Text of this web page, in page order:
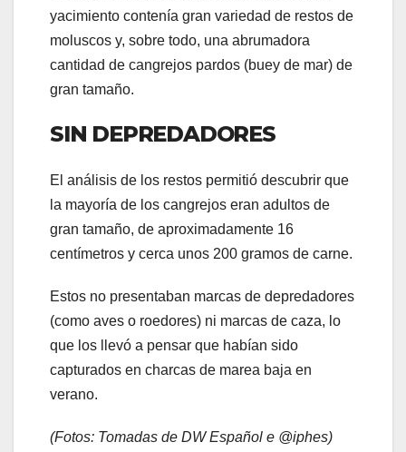
yacimiento contenía gran variedad de restos de
moluscos y, sobre todo, una abrumadora
cantidad de cangrejos pardos (buey de mar) de
gran tamaño.
SIN DEPREDADORES
El análisis de los restos permitió descubrir que
la mayoría de los cangrejos eran adultos de
gran tamaño, de aproximadamente 16
centímetros y cerca unos 200 gramos de carne.
Estos no presentaban marcas de depredadores
(como aves o roedores) ni marcas de caza, lo
que los llevó a pensar que habían sido
capturados en charcas de marea baja en
verano.
(Fotos: Tomadas de DW Español e @iphes)